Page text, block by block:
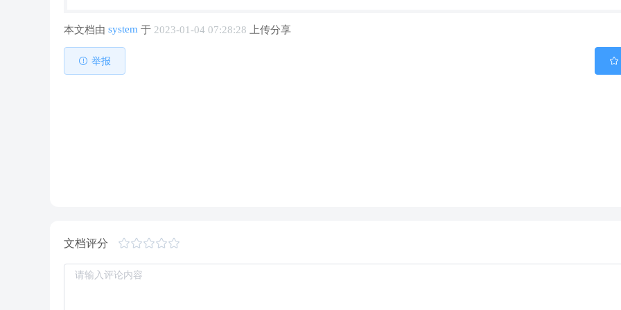
本文档由 system 于 2023-01-04 07:28:28 上传分享
举报
文档评分